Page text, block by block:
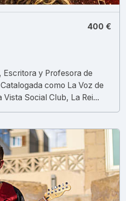
400 €
y Profesora de
como La Voz de
Social Club, La Rei...